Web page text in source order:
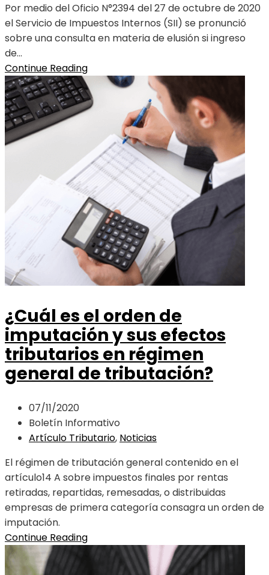
Por medio del Oficio N°2394 del 27 de octubre de 2020
el Servicio de Impuestos Internos (SII) se pronunció
sobre una consulta en materia de elusión si ingreso
de...
Continue Reading
¿Cuál es el orden de
imputación y sus efectos
tributarios en régimen
general de tributación?
07/11/2020
Boletín Informativo
Artículo Tributario, Noticias
El régimen de tributación general contenido en el
artículo14 A sobre impuestos finales por rentas
retiradas, repartidas, remesadas, o distribuidas
empresas de primera categoría consagra un orden de
imputación.
Continue Reading